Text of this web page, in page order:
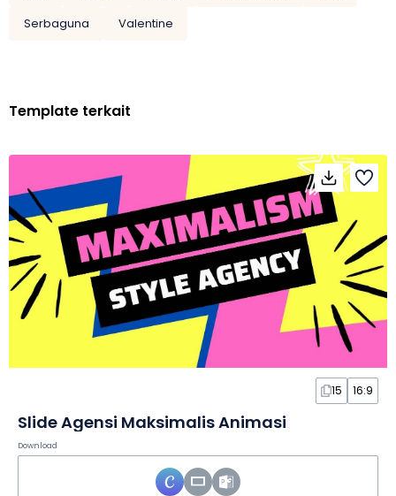
Serbaguna
Valentine
Template terkait
15 16:9
Slide Agensi Maksimalis Animasi
Download